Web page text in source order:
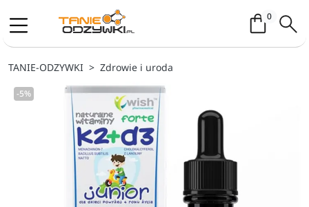
0Koszyk /
TANIE-ODZYWKI Zdrowie i uroda
-5%